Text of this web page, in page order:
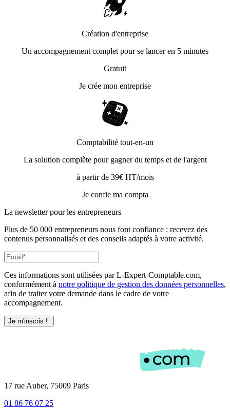
Création d'entreprise
Un accompagnement complet pour se lancer en 5 minutes
Gratuit
Je crée mon entreprise
Comptabilité tout-en-un
La solution complète pour gagner du temps et de l'argent
à partir de 39€ HT/mois
Je confie ma compta
La newsletter pour les entrepreneurs
Plus de 50 000 entrepreneurs nous font confiance : recevez des
contenus personnalisés et des conseils adaptés à votre activité.
Ces informations sont utilisées par L-Expert-Comptable.com,
conformément à notre politique de gestion des données personnelles,
afin de traiter votre demande dans le cadre de votre
accompagnement.
17 rue Auber, 75009 Paris
01 86 76 07 25